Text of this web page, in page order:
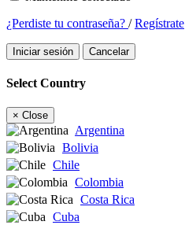
¿Perdiste tu contraseña? /Regístrate
Iniciar sesión Cancelar
Select Country
× Close
Argentina
Bolivia
Chile
Colombia
Costa Rica
Cuba